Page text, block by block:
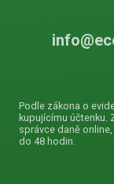
Podle zákona o
kupujícímu účtenku.
správce daně
do 48 hodin.